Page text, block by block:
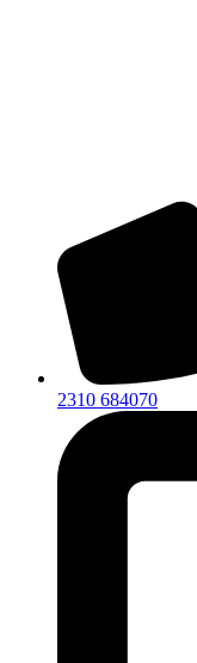
2310 684070